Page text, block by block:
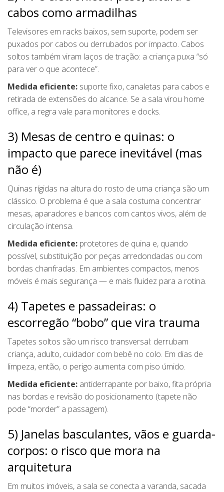
cabos como armadilhas
Televisores em racks baixos, sem suporte, podem ser
puxados por cabos ou derrubados por impacto. Cabos
soltos também viram laços de tração: a criança puxa “só
para ver o que acontece”.
Medida eficiente: suporte fixo, canaletas para cabos e
retirada de extensões do alcance. Se a sala virou home
office, a regra vale para monitores e docks.
3) Mesas de centro e quinas: o
impacto que parece inevitável (mas
não é)
Quinas rígidas na altura do rosto de uma criança são um
clássico. O problema é que a sala costuma concentrar
mesas, aparadores e bancos com cantos vivos, além de
circulação intensa.
Medida eficiente: protetores de quina e, quando
possível, substituição por peças arredondadas ou com
bordas chanfradas. Em ambientes compactos, menos
móveis é mais segurança — e mais fluidez para a rotina.
4) Tapetes e passadeiras: o
escorregão “bobo” que vira trauma
Tapetes soltos são um risco transversal: derrubam
criança, adulto, cuidador com bebê no colo. Em dias de
limpeza, então, o perigo aumenta com piso úmido.
Medida eficiente: antiderrapante por baixo, fita própria
nas bordas e revisão do posicionamento (tapete não
pode “morder” a passagem).
5) Janelas basculantes, vãos e guarda-
corpos: o risco que mora na
arquitetura
Em muitos imóveis, a sala se conecta a varanda, sacada